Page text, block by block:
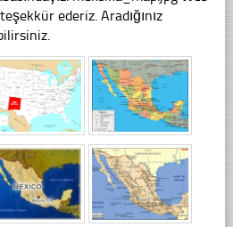
ederiz. Aradığınız